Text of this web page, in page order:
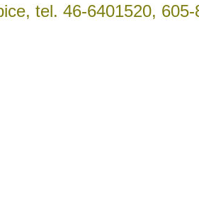
tel. 46-6401520, 605-